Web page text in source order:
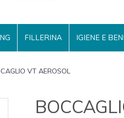
FILLERINA IGIENE E
VT AEROSOL